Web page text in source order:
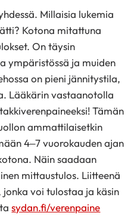
Millaisia lukemia
Kotona mitattuna
On täysin
ympäristössä ja muiden
on pieni jännitystila,
Lääkärin vastaanotolla
Tämän
ammattilaisetkin
4–7 vuorokauden ajan
Näin saadaan
mittaustulos. Liitteenä
jonka voi tulostaa ja käsin
sydan.fi/verenpaine